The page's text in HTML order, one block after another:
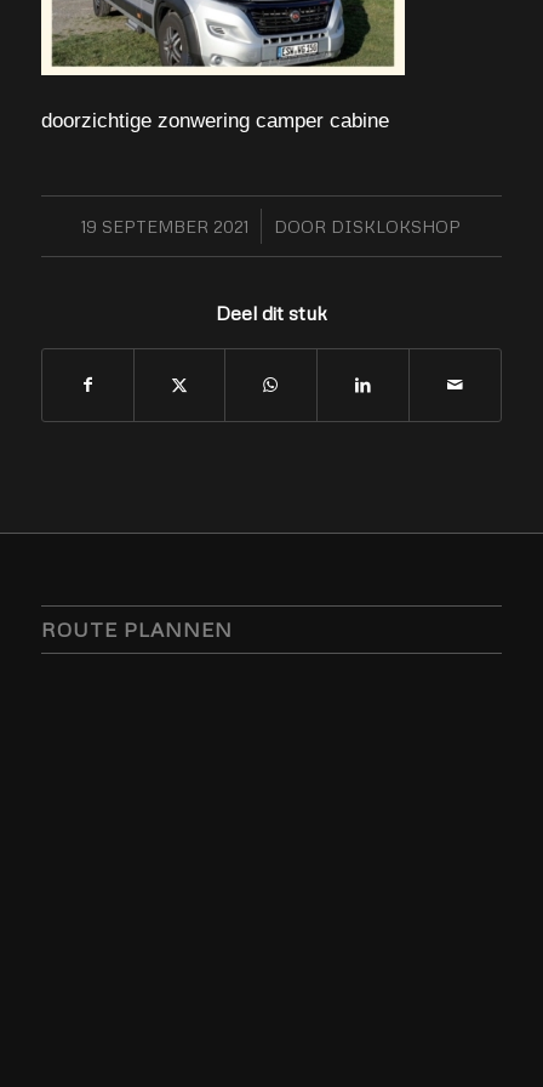
doorzichtige zonwering camper cabine
19 SEPTEMBER 2021
/ DOOR DISKLOKSHOP
Deel dit stuk
ROUTE PLANNEN